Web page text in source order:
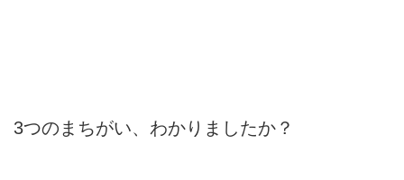
3つのまちがい、わかりましたか？